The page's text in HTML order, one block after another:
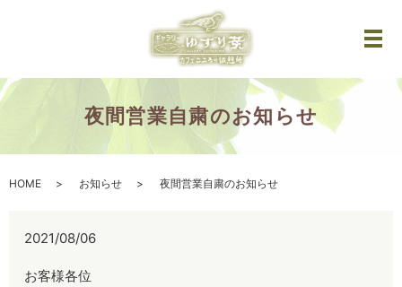
メ
夜間営業自粛のお知らせ
HOME お知らせ 夜間営業自粛のお知らせ
2021/08/06
お客様各位